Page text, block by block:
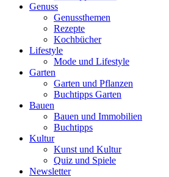
Genuss
Genussthemen
Rezepte
Kochbücher
Lifestyle
Mode und Lifestyle
Garten
Garten und Pflanzen
Buchtipps Garten
Bauen
Bauen und Immobilien
Buchtipps
Kultur
Kunst und Kultur
Quiz und Spiele
Newsletter